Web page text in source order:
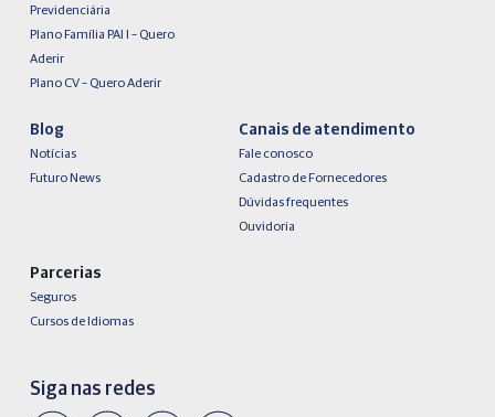
Previdenciária
Plano Família PAI I – Quero
Aderir
Plano CV – Quero Aderir
Blog
Notícias
Futuro News
Canais de atendimento
Fale conosco
Cadastro de Fornecedores
Dúvidas frequentes
Ouvidoria
Parcerias
Seguros
Cursos de Idiomas
Siga nas redes